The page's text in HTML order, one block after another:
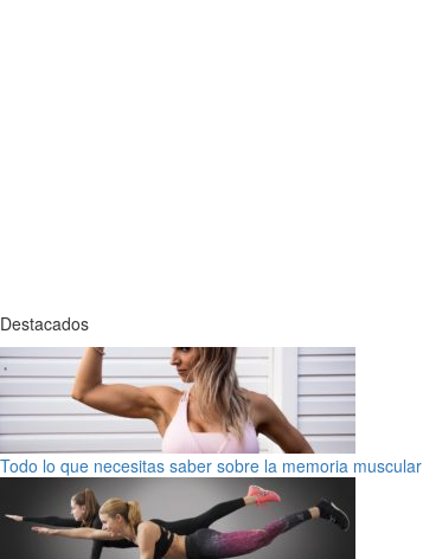
Destacados
Todo lo que necesitas saber sobre la memoria muscular